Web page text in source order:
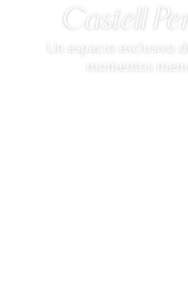
Castell
Un espacio exclusivo
momentos